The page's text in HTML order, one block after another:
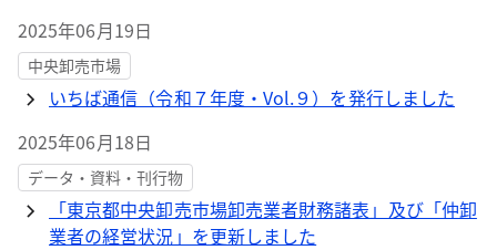
2025年06月19日
中央卸売市場
いちば通信（令和７年度・Vol.９）を発行しました
2025年06月18日
データ・資料・刊行物
「東京都中央卸売市場卸売業者財務諸表」及び「仲卸
業者の経営状況」を更新しました